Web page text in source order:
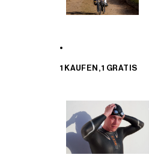
1 KAUFEN, 1 GRATIS